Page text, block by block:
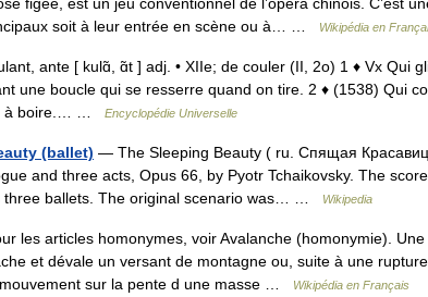
soit à leur entrée en scène ou à… …
Wikipédia en
ante [ kulɑ̃, ɑ̃t ] adj. • XIIe; de couler (II, 2o) 1 ♦ Vx Qui
une boucle qui se resserre quand on tire. 2 ♦ (1538) Qui
à boire.… …
Encyclopédie Universelle
(ballet) — The Sleeping Beauty ( ru. Спящая
and three acts, Opus 66, by Pyotr Tchaikovsky. The
three ballets. The original scenario was… …
Wikipedia
les articles homonymes, voir Avalanche (homonymie).
et dévale un versant de montagne ou, suite à une
sur la pente d une masse …
Wikipédia en Français